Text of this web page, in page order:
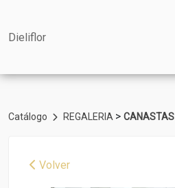
Dieliflor
Catálogo REGALERIA > CANASTAS
Volver